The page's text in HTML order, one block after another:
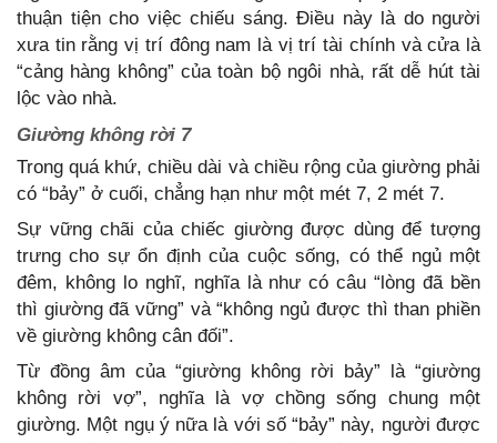
thuận tiện cho việc chiếu sáng. Điều này là do người
xưa tin rằng vị trí đông nam là vị trí tài chính và cửa là
“cảng hàng không” của toàn bộ ngôi nhà, rất dễ hút tài
lộc vào nhà.
Giường không rời 7
Trong quá khứ, chiều dài và chiều rộng của giường phải
có “bảy” ở cuối, chẳng hạn như một mét 7, 2 mét 7.
Sự vững chãi của chiếc giường được dùng để tượng
trưng cho sự ổn định của cuộc sống, có thể ngủ một
đêm, không lo nghĩ, nghĩa là như có câu “lòng đã bền
thì giường đã vững” và “không ngủ được thì than phiền
về giường không cân đối”.
Từ đồng âm của “giường không rời bảy” là “giường
không rời vợ”, nghĩa là vợ chồng sống chung một
giường. Một ngụ ý nữa là với số “bảy” này, người được